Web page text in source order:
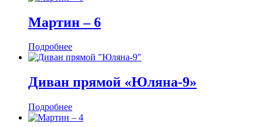
Мартин ‒ 6
Подробнее
Диван прямой «Юляна-9»
Подробнее